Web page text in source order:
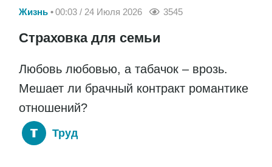
Жизнь 00:03 / 24 Июля 2026 3545
Страховка для семьи
Любовь любовью, а табачок – врозь.
Мешает ли брачный контракт романтике
отношений?
Труд